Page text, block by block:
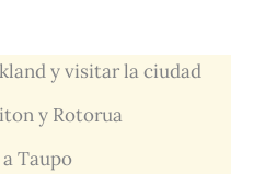
y visitar la ciudad
y Rotorua
Taupo